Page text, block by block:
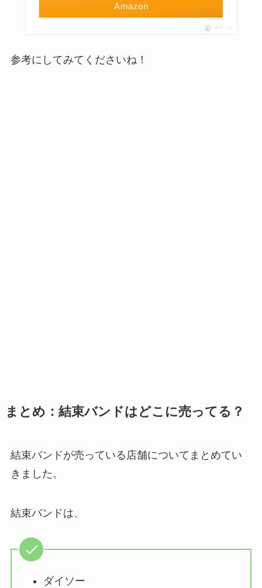
Amazon
ポチップ
参考にしてみてくださいね！
まとめ：結束バンドはどこに売ってる？
結束バンドが売っている店舗についてまとめてい
きました。
結束バンドは、
ダイソー